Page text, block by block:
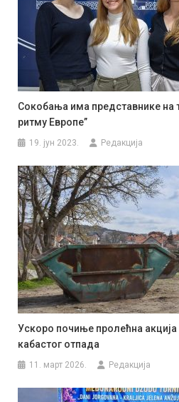
Сокобања има представнике на
ритму Европе”
19. јун 2023. Редакција
Ускоро почиње пролећна
кабастог отпада
11. март 2026. Редакција